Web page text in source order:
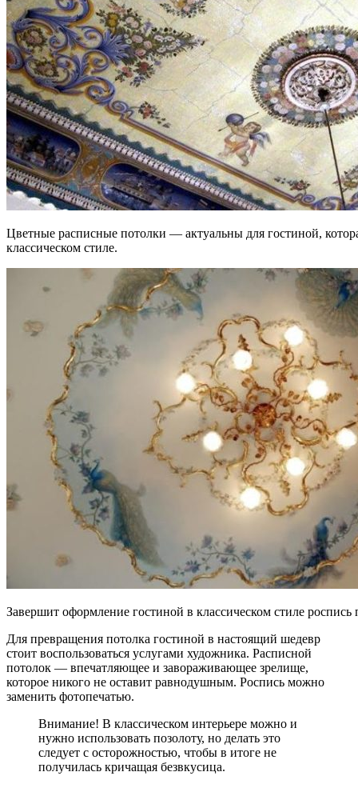
Цветные расписные потолки — актуальны для гостиной,
классическом стиле.
Завершит оформление гостиной в классическом стиле роспись
Для превращения потолка гостиной в настоящий шедевр
стоит воспользоваться услугами художника. Расписной
потолок — впечатляющее и завораживающее зрелище,
которое никого не оставит равнодушным. Роспись можно
заменить фотопечатью.
Внимание! В классическом интерьере можно и
нужно использовать позолоту, но делать это
следует с осторожностью, чтобы в итоге не
получилась кричащая безвкусица.